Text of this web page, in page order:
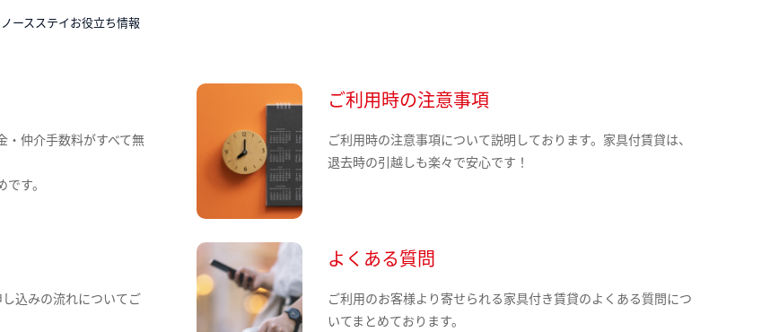
ノースステイお役立ち情報
・仲介手数料がすべて無
す。
ご利用時の注意事項
ご利用時の注意事項について説明しております。家具付賃貸は、
退去時の引越しも楽々で安心です！
込みの流れについてご
よくある質問
ご利用のお客様より寄せられる家具付き賃貸のよくある質問につ
いてまとめております。